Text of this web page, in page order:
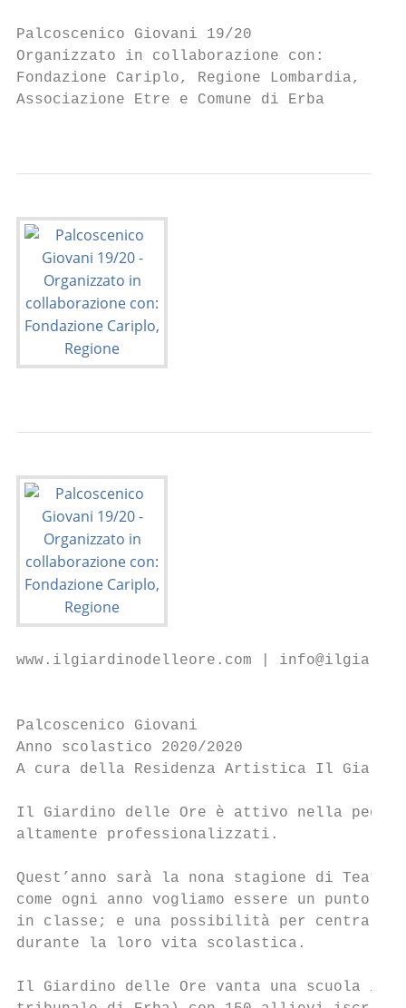
Palcoscenico Giovani 19/20
Organizzato in collaborazione con:
Fondazione Cariplo, Regione Lombardia,
Associazione Etre e Comune di Erba
www.ilgiardinodelleore.com |
Palcoscenico Giovani
Anno scolastico 2020/2020
A cura della Residenza Artistica Il
Il Giardino delle Ore è attivo nella
altamente professionalizzati.
Quest’anno sarà la nona stagione di
come ogni anno vogliamo essere un
in classe; e una possibilità per
durante la loro vita scolastica.
Il Giardino delle Ore vanta una scuola